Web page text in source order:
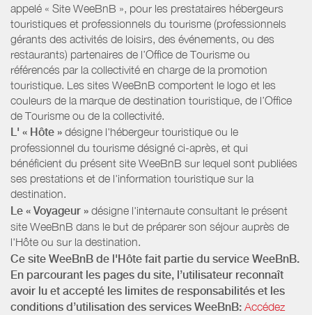
appelé « Site WeeBnB », pour les prestataires hébergeurs
touristiques et professionnels du tourisme (professionnels
gérants des activités de loisirs, des événements, ou des
restaurants) partenaires de l’Office de Tourisme ou
référencés par la collectivité en charge de la promotion
touristique. Les sites WeeBnB comportent le logo et les
couleurs de la marque de destination touristique, de l’Office
de Tourisme ou de la collectivité.
L' « Hôte » désigne l'hébergeur touristique ou le
professionnel du tourisme désigné ci-après, et qui
bénéficient du présent site WeeBnB sur lequel sont publiées
ses prestations et de l'information touristique sur la
destination.
Le « Voyageur » désigne l'internaute consultant le présent
site WeeBnB dans le but de préparer son séjour auprès de
l'Hôte ou sur la destination.
Ce site WeeBnB de l'Hôte fait partie du service WeeBnB.
En parcourant les pages du site, l’utilisateur reconnaît
avoir lu et accepté les limites de responsabilités et les
conditions d’utilisation des services WeeBnB: Accédez